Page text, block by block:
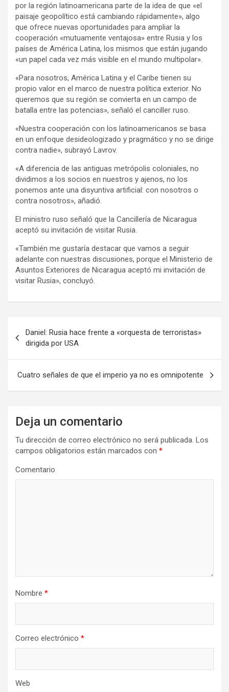
por la región latinoamericana parte de la idea de que «el
paisaje geopolítico está cambiando rápidamente», algo
que ofrece nuevas oportunidades para ampliar la
cooperación «mutuamente ventajosa» entre Rusia y los
países de América Latina, los mismos que están jugando
«un papel cada vez más visible en el mundo multipolar».
«Para nosotros, América Latina y el Caribe tienen su
propio valor en el marco de nuestra política exterior. No
queremos que su región se convierta en un campo de
batalla entre las potencias», señaló el canciller ruso.
«Nuestra cooperación con los latinoamericanos se basa
en un enfoque desideologizado y pragmático y no se dirige
contra nadie», subrayó Lavrov.
«A diferencia de las antiguas metrópolis coloniales, no
dividimos a los socios en nuestros y ajenos, no los
ponemos ante una disyuntiva artificial: con nosotros o
contra nosotros», añadió.
El ministro ruso señaló que la Cancillería de Nicaragua
aceptó su invitación de visitar Rusia.
«También me gustaría destacar que vamos a seguir
adelante con nuestras discusiones, porque el Ministerio de
Asuntos Exteriores de Nicaragua aceptó mi invitación de
visitar Rusia», concluyó.
v
g
Daniel: Rusia hace frente a «orquesta de terroristas»
dirigida por USA
Cuatro señales de que el imperio ya no es omnipotente
Deja un comentario
Tu dirección de correo electrónico no será publicada. Los
campos obligatorios están marcados con *
Comentario
Nombre *
Correo electrónico *
Web